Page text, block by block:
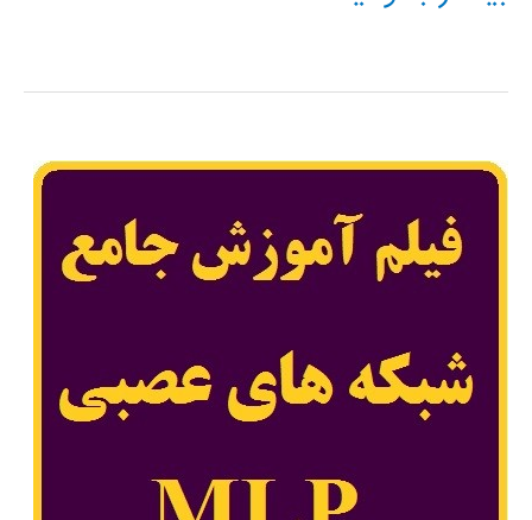
وارد
داده
های
اکسل